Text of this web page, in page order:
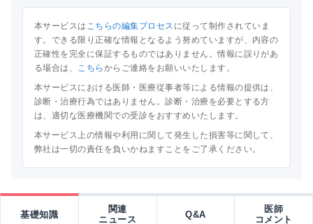
本サービスは こちらの編集プロセス に従って制作されていま
す。できる限り正確な情報となるよう努めていますが、内容の
正確性を完全に保証するものではありません。情報に誤りがあ
る場合は、 こちら からご連絡をお願いいたします。
本サービスにおける医師・医療従事者等による情報の提供は、
診断・治療行為ではありません。診断・治療を必要とする方
は、適切な医療機関での受診をおすすめいたします。
本サービス上の情報や利用に関して発生した損害等に関して、
弊社は一切の責任を負いかねますことをご了承ください。
基礎知識
関連
ニュース
Q&A
医師
コメント